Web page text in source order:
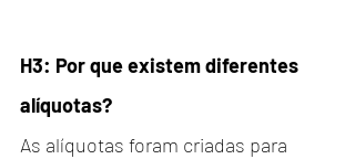
H3: Por que existem diferentes
alíquotas?
As alíquotas foram criadas para